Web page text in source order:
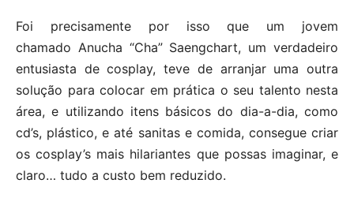
Foi precisamente por isso que um jovem
chamado Anucha “Cha” Saengchart, um verdadeiro
entusiasta de cosplay, teve de arranjar uma outra
solução para colocar em prática o seu talento nesta
área, e utilizando itens básicos do dia-a-dia, como
cd’s, plástico, e até sanitas e comida, consegue criar
os cosplay’s mais hilariantes que possas imaginar, e
claro… tudo a custo bem reduzido.